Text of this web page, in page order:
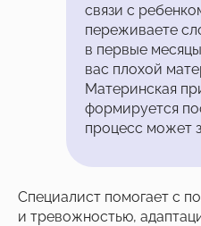
связи с
переживаете
в первые
вас плохой
Материнская
формируется
процесс может
Специалист помогает с
и тревожностью,